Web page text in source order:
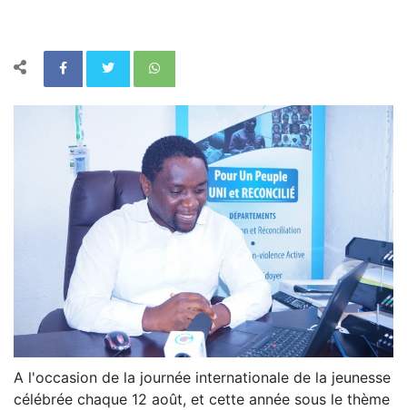
A l'occasion de la journée internationale de la jeunesse
célébrée chaque 12 août, et cette année sous le thème